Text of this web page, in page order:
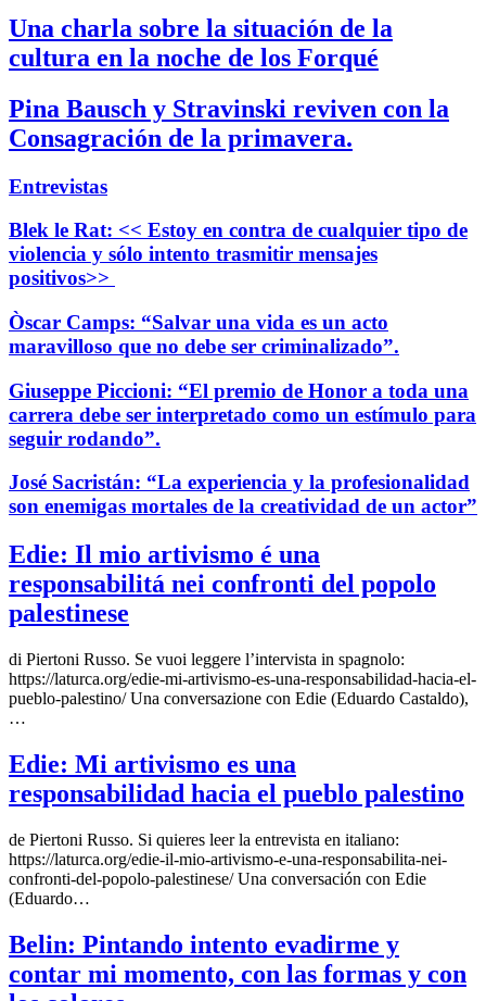
Una charla sobre la situación de la
cultura en la noche de los Forqué
Pina Bausch y Stravinski reviven con la
Consagración de la primavera.
Entrevistas
Blek le Rat: << Estoy en contra de cualquier tipo de
violencia y sólo intento trasmitir mensajes
positivos>>
Òscar Camps: “Salvar una vida es un acto
maravilloso que no debe ser criminalizado”.
Giuseppe Piccioni: “El premio de Honor a toda una
carrera debe ser interpretado como un estímulo para
seguir rodando”.
José Sacristán: “La experiencia y la profesionalidad
son enemigas mortales de la creatividad de un actor”
Edie: Il mio artivismo é una
responsabilitá nei confronti del popolo
palestinese
di Piertoni Russo. Se vuoi leggere l’intervista in spagnolo:
https://laturca.org/edie-mi-artivismo-es-una-responsabilidad-hacia-el-
pueblo-palestino/ Una conversazione con Edie (Eduardo Castaldo),
…
Edie: Mi artivismo es una
responsabilidad hacia el pueblo palestino
de Piertoni Russo. Si quieres leer la entrevista en italiano:
https://laturca.org/edie-il-mio-artivismo-e-una-responsabilita-nei-
confronti-del-popolo-palestinese/ Una conversación con Edie
(Eduardo…
Belin: Pintando intento evadirme y
contar mi momento, con las formas y con